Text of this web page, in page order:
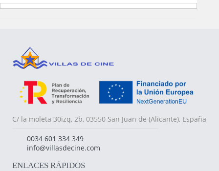
C/ la moleta 30izq, 2b, 03550 San Juan de (Alicante), España
0034 601 334 349
info@villasdecine.com
ENLACES RÁPIDOS